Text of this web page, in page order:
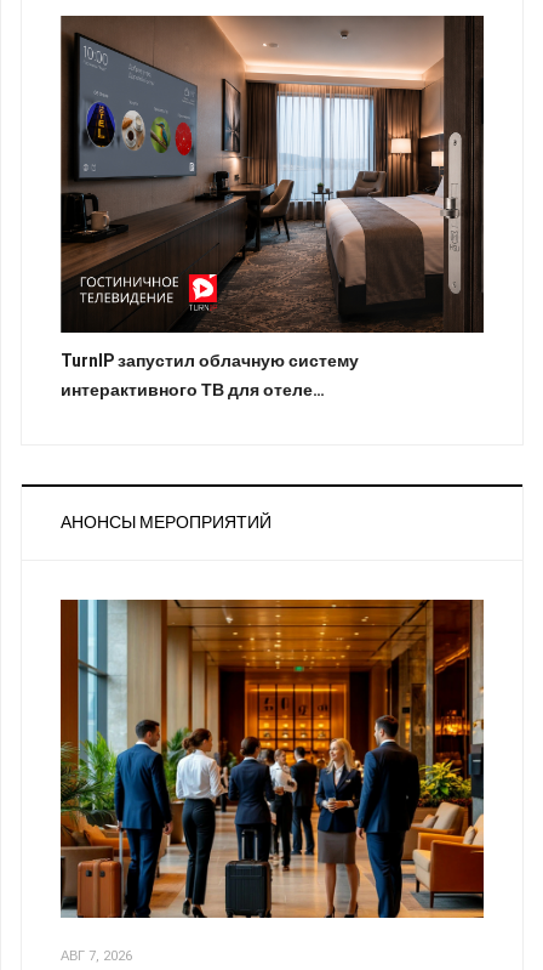
TurnIP запустил облачную систему
интерактивного ТВ для отеле…
АНОНСЫ МЕРОПРИЯТИЙ
АВГ 7, 2026